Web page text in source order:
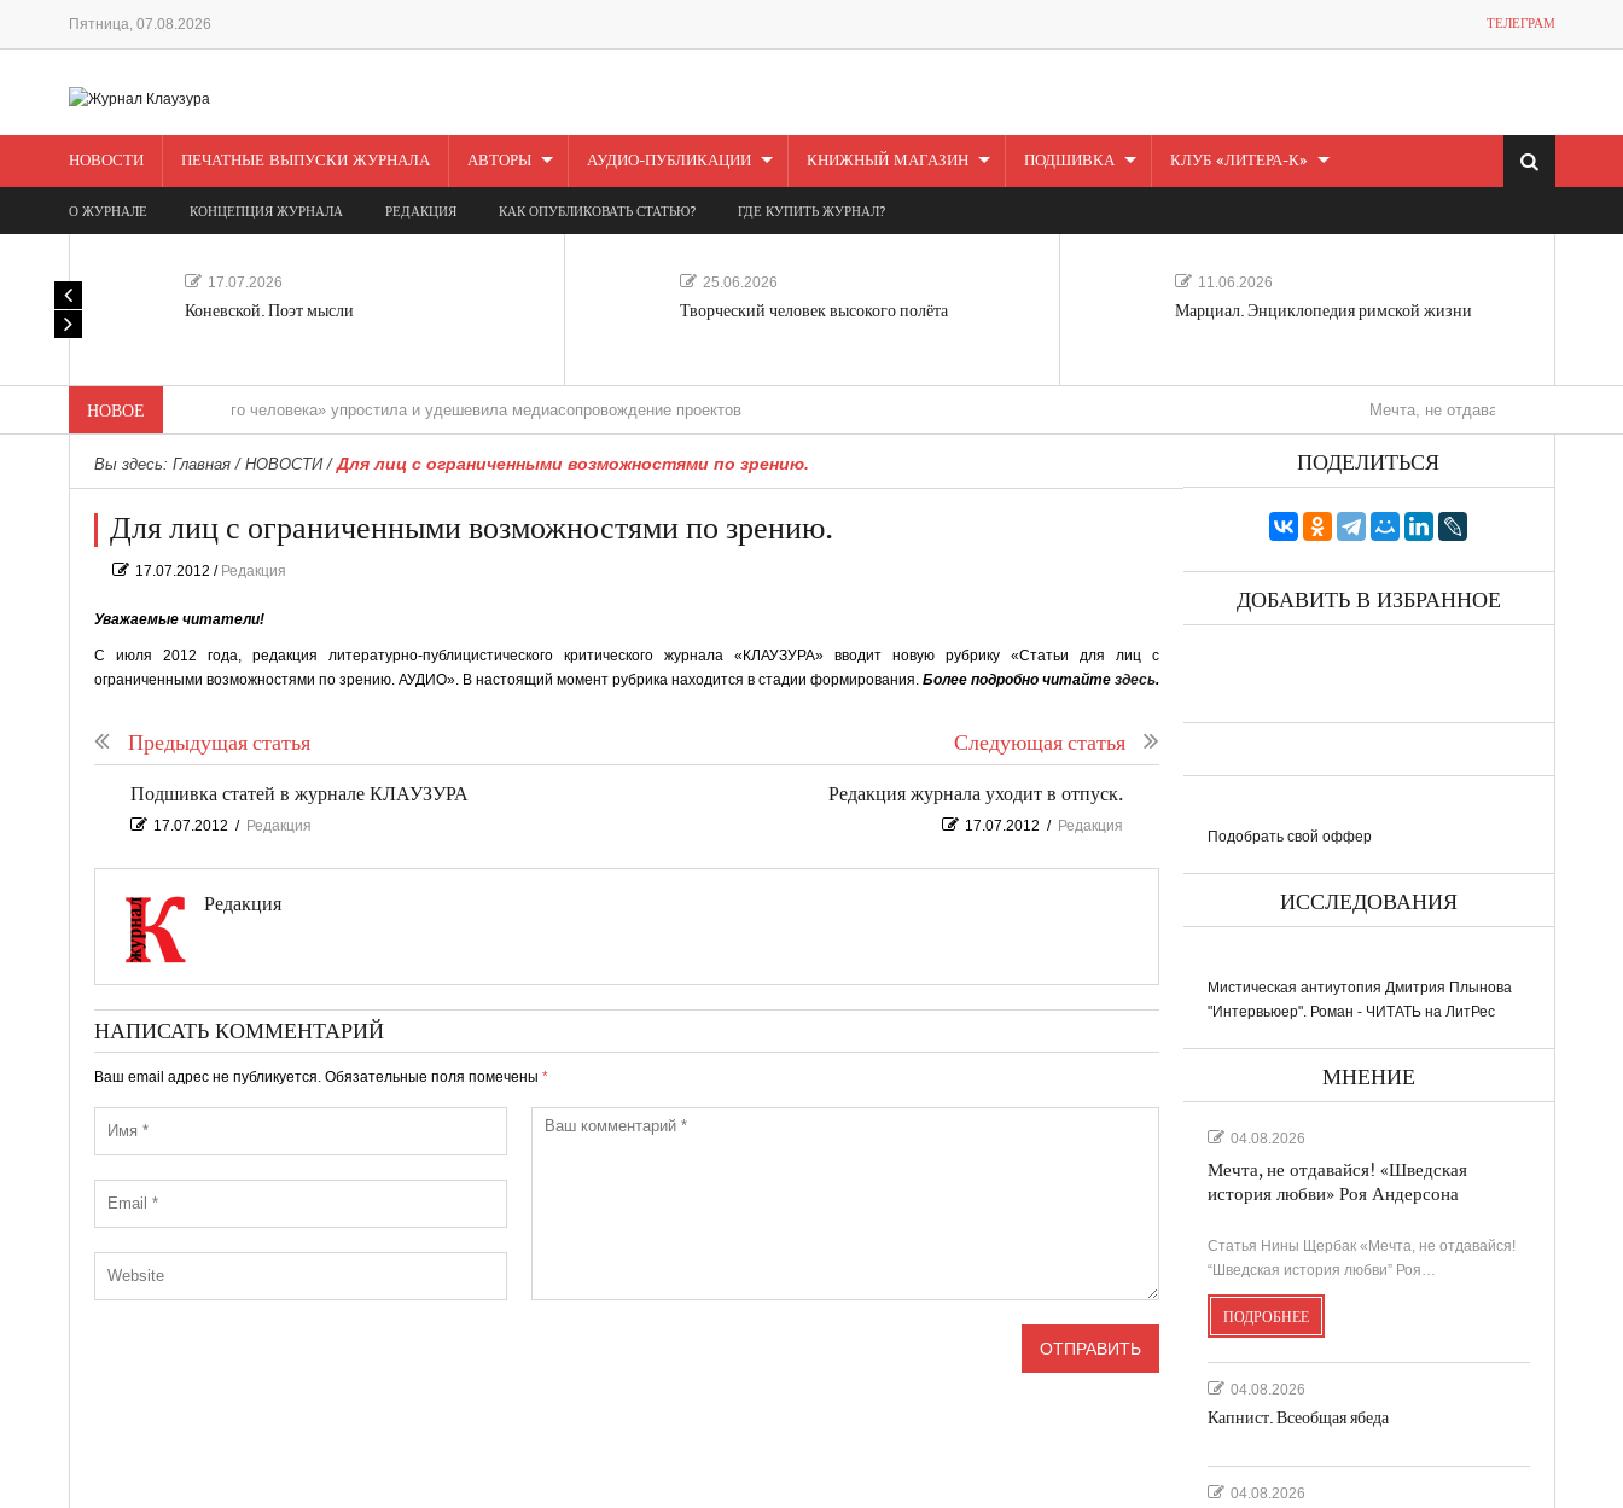
Пятница, 07.08.2026 ТЕЛЕГРАМ
НОВОСТИ ПЕЧАТНЫЕ ВЫПУСКИ ЖУРНАЛА АВТОРЫ АУДИО-ПУБЛИКАЦИИ КНИЖНЫЙ МАГАЗИН ПОДШИВКА КЛУБ «ЛИТЕРА-К»
О ЖУРНАЛЕ КОНЦЕПЦИЯ ЖУРНАЛА РЕДАКЦИЯ КАК ОПУБЛИКОВАТЬ СТАТЬЮ? ГДЕ КУПИТЬ ЖУРНАЛ?
17.07.2026
Коневской. Поэт мысли
25.06.2026
Творческий человек высокого полёта
11.06.2026
Марциал. Энциклопедия римской жизни
НОВОЕ
«Редакция одного человека» упростила и удешевила медиасопровождение проектов Мечта, не отдавайся! «Шведская история
Вы здесь: Главная/ НОВОСТИ/Для лиц с ограниченными возможностями по зрению.
Для лиц с ограниченными возможностями по зрению.
17.07.2012 / Редакция
Уважаемые читатели!
С июля 2012 года, редакция литературно-публицистического критического журнала «КЛАУЗУРА» вводит новую рубрику «Статьи для лиц с
ограниченными возможностями по зрению. АУДИО». В настоящий момент рубрика находится в стадии формирования. Более подробно читайте здесь.
Предыдущая статья Следующая статья
Подшивка статей в журнале КЛАУЗУРА
17.07.2012 / Редакция
Редакция журнала уходит в отпуск.
17.07.2012 / Редакция
Редакция
НАПИСАТЬ КОММЕНТАРИЙ
Ваш email адрес не публикуется. Обязательные поля помечены *
ПОДЕЛИТЬСЯ
ДОБАВИТЬ В ИЗБРАННОЕ
Подобрать свой оффер
ИССЛЕДОВАНИЯ
Мистическая антиутопия Дмитрия Плынова
"Интервьюер". Роман - ЧИТАТЬ на ЛитРес
МНЕНИЕ
04.08.2026
Мечта, не отдавайся! «Шведская
история любви» Роя Андерсона
Статья Нины Щербак «Мечта, не отдавайся!
“Шведская история любви” Роя…
ПОДРОБНЕЕ
04.08.2026
Капнист. Всеобщая ябеда
04.08.2026